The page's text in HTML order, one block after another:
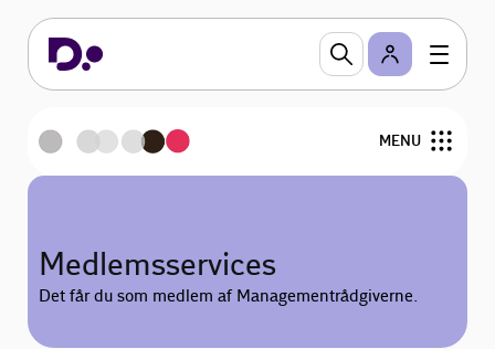
MENU
Statistik og analyse
Medlemsservices
Det får du som medlem af Managementrådgiverne.